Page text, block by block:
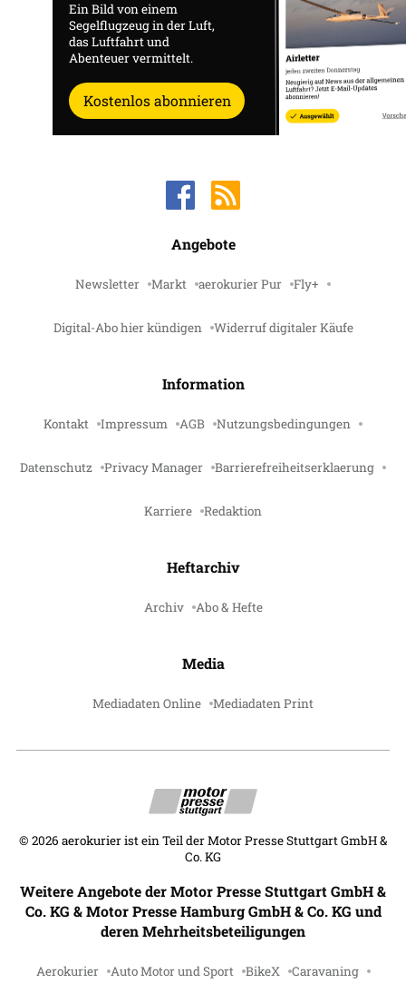
Ein Bild von einem
Segelflugzeug in der Luft,
das Luftfahrt und
Abenteuer vermittelt.
Kostenlos abonnieren
Angebote
Newsletter Markt aerokurier Pur Fly+
Digital-Abo hier kündigen Widerruf digitaler Käufe
Information
Kontakt Impressum AGB Nutzungsbedingungen
Datenschutz Privacy Manager Barrierefreiheitserklaerung
Karriere Redaktion
Heftarchiv
Archiv Abo & Hefte
Media
Mediadaten Online Mediadaten Print
© 2026 aerokurier ist ein Teil der Motor Presse Stuttgart GmbH &
Co. KG
Weitere Angebote der Motor Presse Stuttgart GmbH &
Co. KG & Motor Presse Hamburg GmbH & Co. KG und
deren Mehrheitsbeteiligungen
Aerokurier Auto Motor und Sport BikeX Caravaning